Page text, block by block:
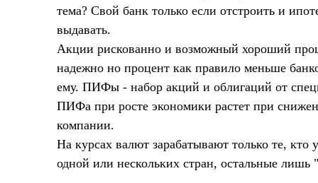
тема? Свой банк только если отстроить и
выдавать.
Акции рискованно и возможный хороший
надежно но процент как правило меньше
ему. ПИФы - набор акций и облигаций от
ПИФа при росте экономики растет при
компании.
На курсах валют зарабатывают только те, кто
одной или нескольких стран, остальные лишь